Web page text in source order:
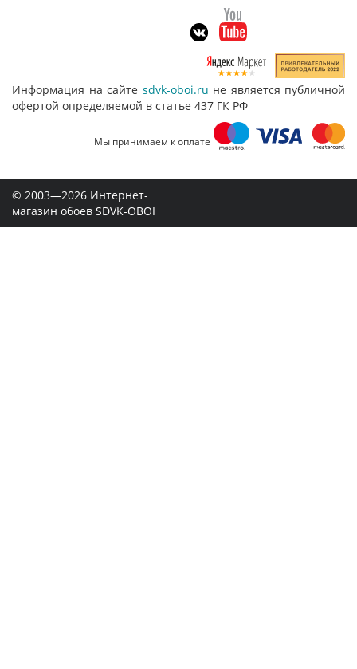
Информация на сайте sdvk-oboi.ru не является публичной
офертой определяемой в статье 437 ГК РФ
Мы принимаем к оплате
© 2003—2026 Интернет-
магазин обоев SDVK-OBOI